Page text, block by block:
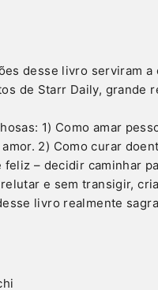
desse livro serviram a
de Starr Daily,
1) Como amar
2) Como curar
feliz – decidir caminhar
e sem transigir,
livro realmente